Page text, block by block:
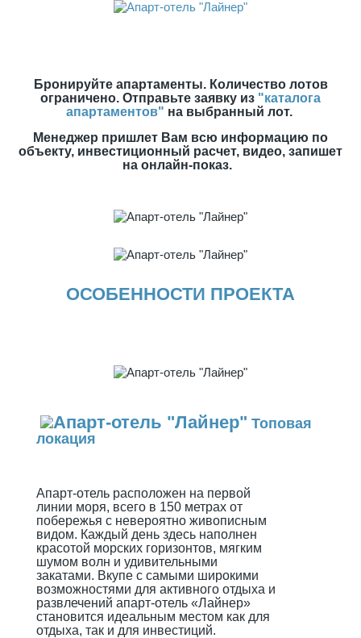
Бронируйте апартаменты. Количество лотов
ограничено. Отправьте заявку из "каталога
апартаментов" на выбранный лот.
Менеджер пришлет Вам всю информацию по
объекту, инвестиционный расчет, видео, запишет
на онлайн-показ.
ОСОБЕННОСТИ ПРОЕКТА
Топовая
локация
Апарт-отель расположен на первой
линии моря, всего в 150 метрах от
побережья с невероятно живописным
видом. Каждый день здесь наполнен
красотой морских горизонтов, мягким
шумом волн и удивительными
закатами. Вкупе с самыми широкими
возможностями для активного отдыха и
развлечений апарт-отель «Лайнер»
становится идеальным местом как для
отдыха, так и для инвестиций.